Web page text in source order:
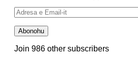
Adresa
e
Email-
it
Abonohu
Join 986 other subscribers